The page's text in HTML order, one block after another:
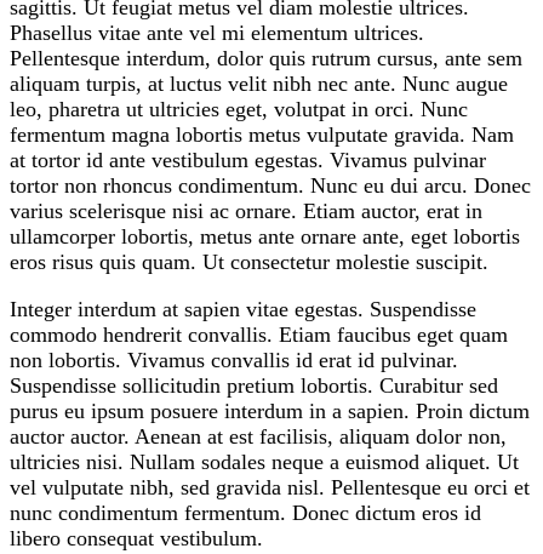
sagittis. Ut feugiat metus vel diam molestie ultrices.
Phasellus vitae ante vel mi elementum ultrices.
Pellentesque interdum, dolor quis rutrum cursus, ante sem
aliquam turpis, at luctus velit nibh nec ante. Nunc augue
leo, pharetra ut ultricies eget, volutpat in orci. Nunc
fermentum magna lobortis metus vulputate gravida. Nam
at tortor id ante vestibulum egestas. Vivamus pulvinar
tortor non rhoncus condimentum. Nunc eu dui arcu. Donec
varius scelerisque nisi ac ornare. Etiam auctor, erat in
ullamcorper lobortis, metus ante ornare ante, eget lobortis
eros risus quis quam. Ut consectetur molestie suscipit.
Integer interdum at sapien vitae egestas. Suspendisse
commodo hendrerit convallis. Etiam faucibus eget quam
non lobortis. Vivamus convallis id erat id pulvinar.
Suspendisse sollicitudin pretium lobortis. Curabitur sed
purus eu ipsum posuere interdum in a sapien. Proin dictum
auctor auctor. Aenean at est facilisis, aliquam dolor non,
ultricies nisi. Nullam sodales neque a euismod aliquet. Ut
vel vulputate nibh, sed gravida nisl. Pellentesque eu orci et
nunc condimentum fermentum. Donec dictum eros id
libero consequat vestibulum.